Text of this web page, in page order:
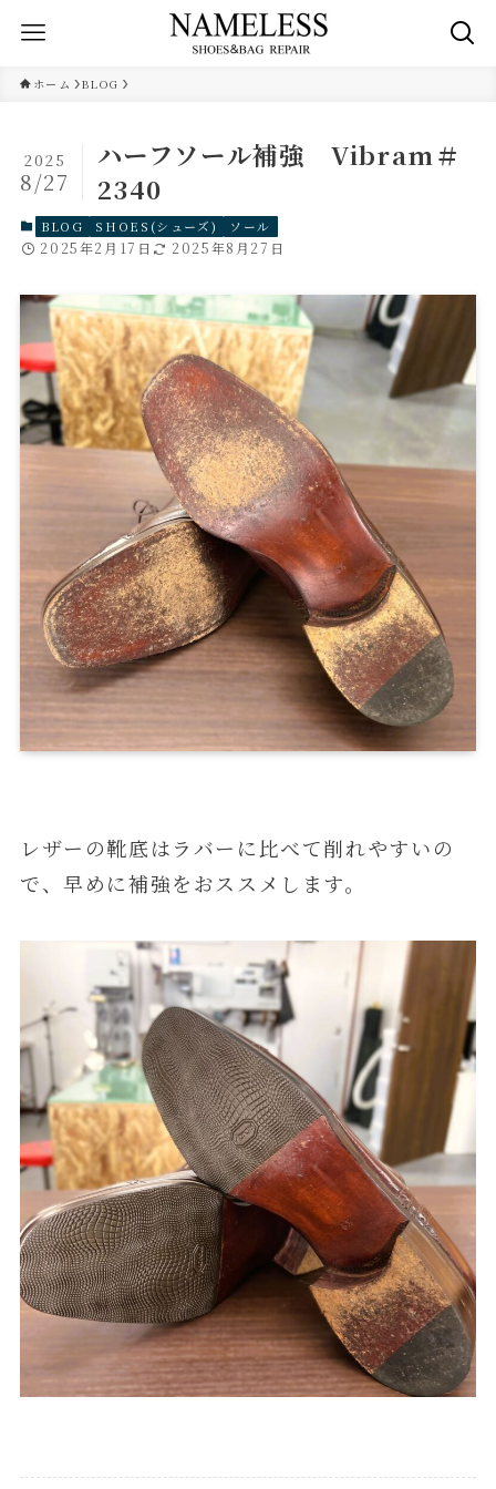
ホーム BLOG
ハーフソール補強 Vibram＃
2340
2025
8/27
BLOG SHOES(シューズ) ソール
2025年2月17日 2025年8月27日
レザーの靴底はラバーに比べて削れやすいの
で、早めに補強をおススメします。